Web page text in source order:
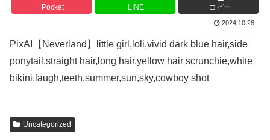
Pocket LINE コピー
2024.10.28
PixAI【Neverland】little girl,loli,vivid dark blue hair,side
ponytail,straight hair,long hair,yellow hair scrunchie,white
bikini,laugh,teeth,summer,sun,sky,cowboy shot
Uncategorized